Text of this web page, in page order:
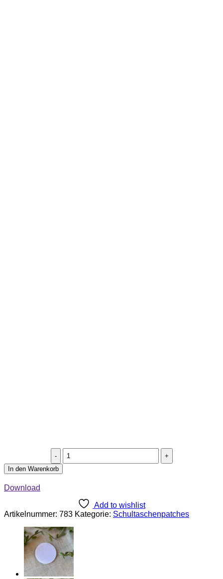
Stritzipatch
"Dino"
In den Warenkorb
Download
Add to wishlist
Artikelnummer: 783 Kategorie: Schultaschenpatches